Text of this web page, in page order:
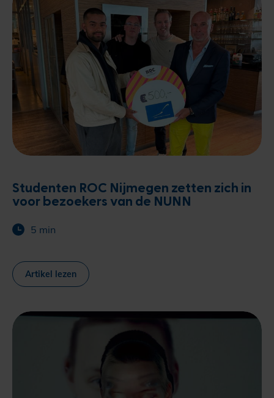
Studenten ROC Nijmegen zetten zich in
voor bezoekers van de NUNN
5 min
Artikel lezen